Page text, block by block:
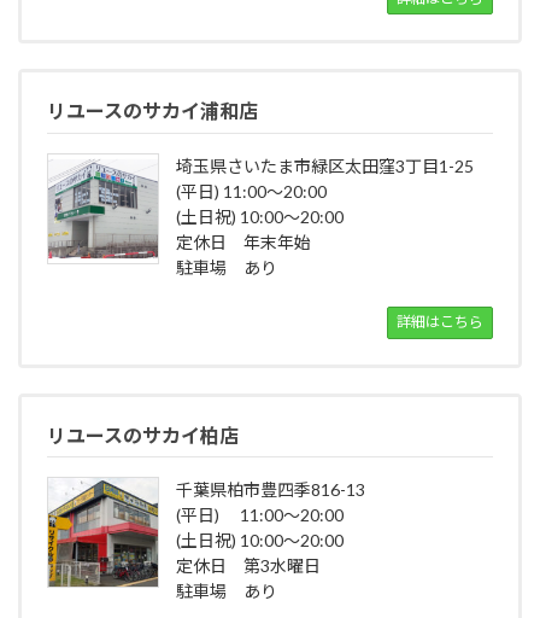
リユースのサカイ浦和店
埼玉県さいたま市緑区太田窪3丁目1-25
(平日) 11:00～20:00
(土日祝) 10:00～20:00
定休日 年末年始
駐車場 あり
詳細はこちら
リユースのサカイ柏店
千葉県柏市豊四季816-13
(平日) 11:00～20:00
(土日祝) 10:00～20:00
定休日 第3水曜日
駐車場 あり